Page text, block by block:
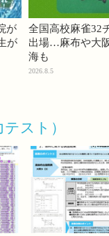
が
が
全国高校麻雀32
出場…麻布や大
海も
2026.8.5
スト）